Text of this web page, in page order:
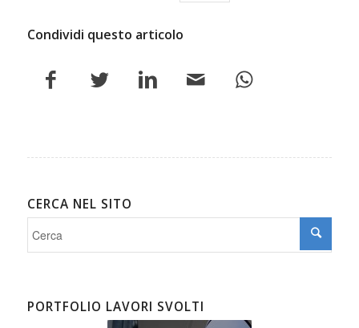
Condividi questo articolo
CERCA NEL SITO
PORTFOLIO LAVORI SVOLTI